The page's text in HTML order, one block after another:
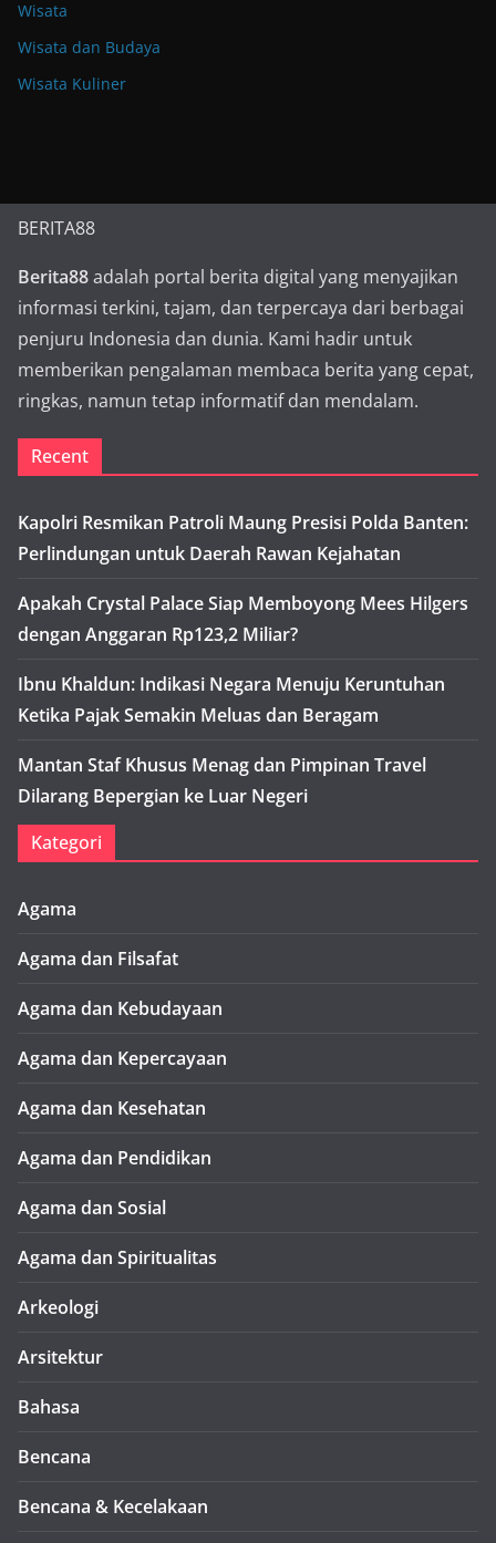
Wisata
Wisata dan Budaya
Wisata Kuliner
BERITA88
Berita88adalah portal berita digital yang menyajikan
informasi terkini, tajam, dan terpercaya dari berbagai
penjuru Indonesia dan dunia. Kami hadir untuk
memberikan pengalaman membaca berita yang cepat,
ringkas, namun tetap informatif dan mendalam.
Recent
Kapolri Resmikan Patroli Maung Presisi Polda Banten:
Perlindungan untuk Daerah Rawan Kejahatan
Apakah Crystal Palace Siap Memboyong Mees Hilgers
dengan Anggaran Rp123,2 Miliar?
Ibnu Khaldun: Indikasi Negara Menuju Keruntuhan
Ketika Pajak Semakin Meluas dan Beragam
Mantan Staf Khusus Menag dan Pimpinan Travel
Dilarang Bepergian ke Luar Negeri
Kategori
Agama
Agama dan Filsafat
Agama dan Kebudayaan
Agama dan Kepercayaan
Agama dan Kesehatan
Agama dan Pendidikan
Agama dan Sosial
Agama dan Spiritualitas
Arkeologi
Arsitektur
Bahasa
Bencana
Bencana & Kecelakaan